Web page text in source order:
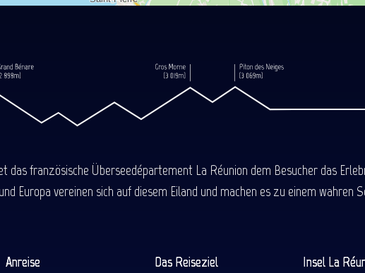
französische Überseedépartement La Réunion dem Besucher das
Europa vereinen sich auf diesem Eiland und machen es zu einem wahren
Anreise
Das Reiseziel
Insel La